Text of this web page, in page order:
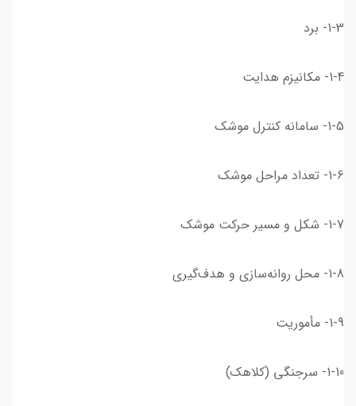
1-3- برد
1-4- مکانیزم هدایت
1-5- سامانه کنترل موشک
1-6- تعداد مراحل موشک
1-7- شکل و مسیر حرکت موشک
1-8- محل روانه‌سازی و هدف‌گیری
1-9- مأموریت
1-10- سرجنگی (کلاهک)